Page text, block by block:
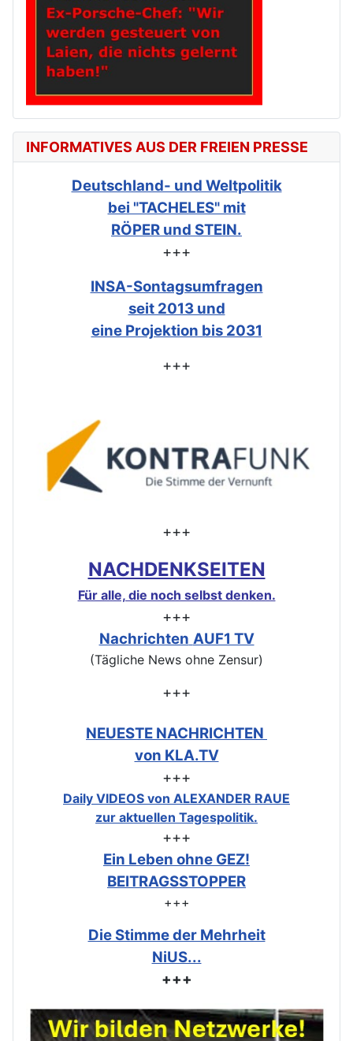
INFORMATIVES AUS DER FREIEN PRESSE
Deutschland- und Weltpolitik
bei "TACHELES" mit
RÖPER und STEIN.
+++
INSA-Sontagsumfragen
seit 2013 und
eine Projektion bis 2031
+++
+++
NACHDENKSEITEN
Für alle, die noch selbst denken.
+++
Nachrichten AUF1 TV
(Tägliche News ohne Zensur)
+++
NEUESTE NACHRICHTEN
von KLA.TV
+++
Daily VIDEOS von ALEXANDER RAUE
zur aktuellen Tagespolitik.
+++
Ein Leben ohne GEZ!
BEITRAGSSTOPPER
+++
Die Stimme der Mehrheit
NiUS...
+++